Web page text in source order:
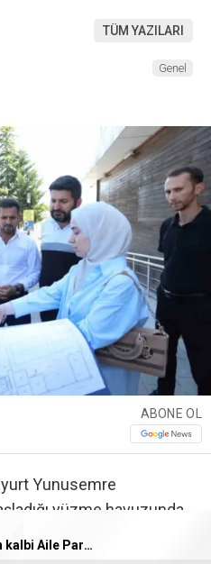
TÜM YAZILARI
Genel
ABONE OL
Yunusemre
yüzme havuzunda
Başkan Erol, Kestel’in kalbi Aile Parkı’ndaki çalışmaları inceledi